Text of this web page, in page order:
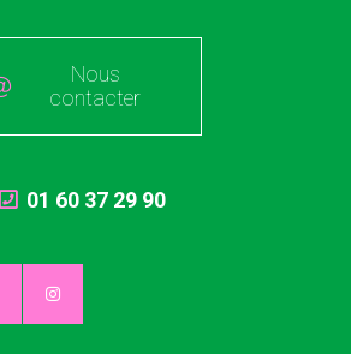
Nous
contacter
01 60 37 29 90